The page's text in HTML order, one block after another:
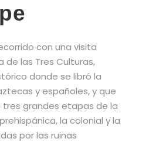
con una visita
de las Tres Culturas,
donde se libró la
y españoles, y que
tres grandes etapas de la
la colonial y la
por las ruinas